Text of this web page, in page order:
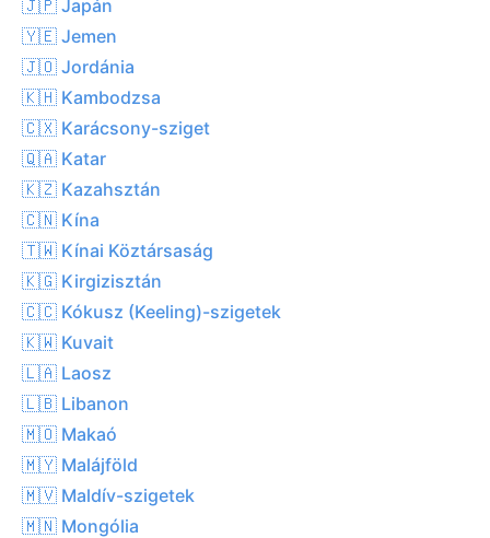
🇯🇵 Japán
🇾🇪 Jemen
🇯🇴 Jordánia
🇰🇭 Kambodzsa
🇨🇽 Karácsony-sziget
🇶🇦 Katar
🇰🇿 Kazahsztán
🇨🇳 Kína
🇹🇼 Kínai Köztársaság
🇰🇬 Kirgizisztán
🇨🇨 Kókusz (Keeling)-szigetek
🇰🇼 Kuvait
🇱🇦 Laosz
🇱🇧 Libanon
🇲🇴 Makaó
🇲🇾 Malájföld
🇲🇻 Maldív-szigetek
🇲🇳 Mongólia